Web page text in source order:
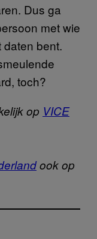
Dus ga
met wie
bent.
toch?
op VICE
ook op